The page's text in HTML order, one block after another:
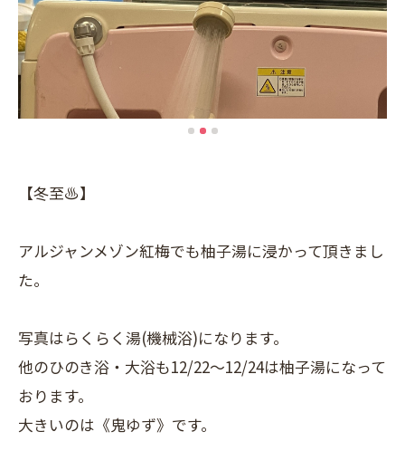
【冬至♨】
アルジャンメゾン紅梅でも柚子湯に浸かって頂きまし
た。
写真はらくらく湯(機械浴)になります。
他のひのき浴・大浴も12/22～12/24は柚子湯になって
おります。
大きいのは《鬼ゆず》です。